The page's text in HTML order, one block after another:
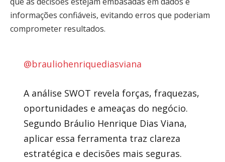
informações confiáveis, evitando erros que poderiam
comprometer resultados.
@brauliohenriquediasviana
A análise SWOT revela forças, fraquezas,
oportunidades e ameaças do negócio.
Segundo Bráulio Henrique Dias Viana,
aplicar essa ferramenta traz clareza
estratégica e decisões mais seguras.